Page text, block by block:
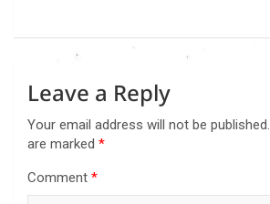
Leave a Reply
Your email address will not be published.
are marked *
Comment *